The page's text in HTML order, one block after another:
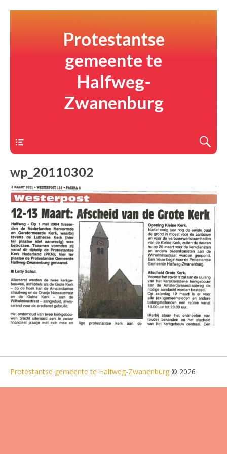
Protestantse
gemeente te
Halfweg-
Zwanenburg
wp_20110302
Protestantse gemeente te Halfweg-Zwanenburg © 2026